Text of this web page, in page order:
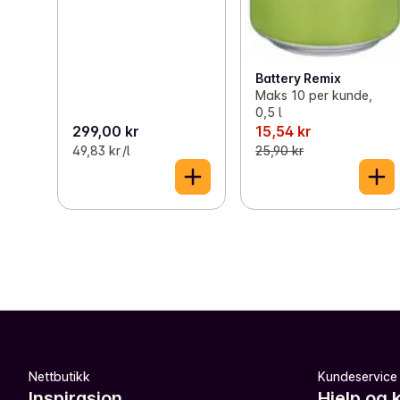
299,00 kr
49,83 kr /l
Battery Remix
Maks 10 per kunde,
0,5 l
15,54 kr
25,90 kr
Nettbutikk Kundeservice